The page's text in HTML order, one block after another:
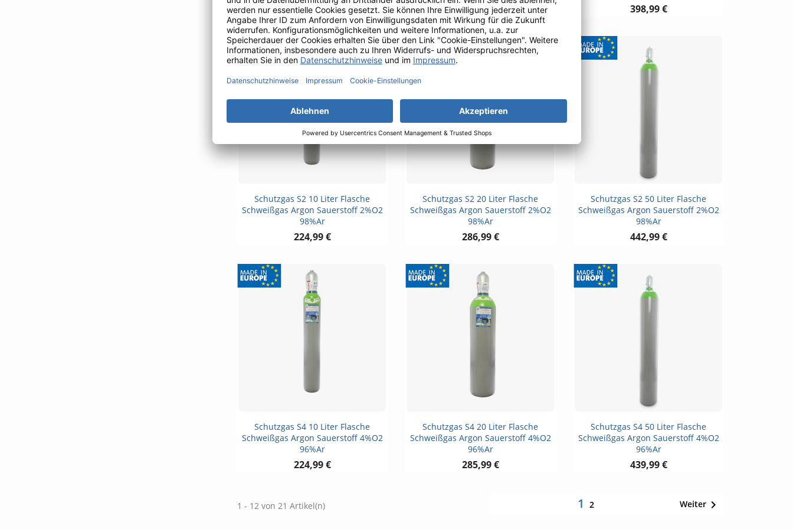
263,99 € 263,99 € 398,99 €
 Vorschau
Schutzgas S2 10 Liter Flasche
Schweißgas Argon Sauerstoff 2%O2
98%Ar
224,99 €
 Vorschau
Schutzgas S2 20 Liter Flasche
Schweißgas Argon Sauerstoff 2%O2
98%Ar
286,99 €
 Vorschau
Schutzgas S2 50 Liter Flasche
Schweißgas Argon Sauerstoff 2%O2
98%Ar
442,99 €
 Vorschau
Schutzgas S4 10 Liter Flasche
Schweißgas Argon Sauerstoff 4%O2
96%Ar
224,99 €
 Vorschau
Schutzgas S4 20 Liter Flasche
Schweißgas Argon Sauerstoff 4%O2
96%Ar
285,99 €
 Vorschau
Schutzgas S4 50 Liter Flasche
Schweißgas Argon Sauerstoff 4%O2
96%Ar
439,99 €
1 - 12 von 21 Artikel(n) 1 2 Weiter